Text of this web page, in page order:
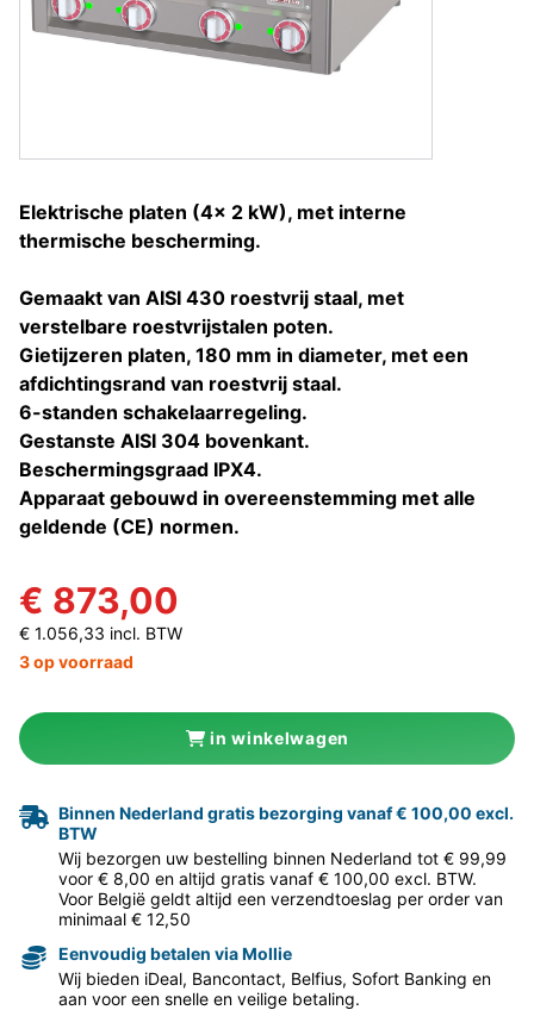
Elektrische platen (4x 2 kW), met interne
thermische bescherming.
Gemaakt van AISI 430 roestvrij staal, met
verstelbare roestvrijstalen poten.
Gietijzeren platen, 180 mm in diameter, met een
afdichtingsrand van roestvrij staal.
6-standen schakelaarregeling.
Gestanste AISI 304 bovenkant.
Beschermingsgraad IPX4.
Apparaat gebouwd in overeenstemming met alle
geldende (CE) normen.
€ 873,00
€ 1.056,33 incl. BTW
3 op voorraad
in winkelwagen
Binnen Nederland gratis bezorging vanaf € 100,00 excl.
BTW
Wij bezorgen uw bestelling binnen Nederland tot € 99,99
voor € 8,00 en altijd gratis vanaf € 100,00 excl. BTW.
Voor België geldt altijd een verzendtoeslag per order van
minimaal € 12,50
Eenvoudig betalen via Mollie
Wij bieden iDeal, Bancontact, Belfius, Sofort Banking en
aan voor een snelle en veilige betaling.